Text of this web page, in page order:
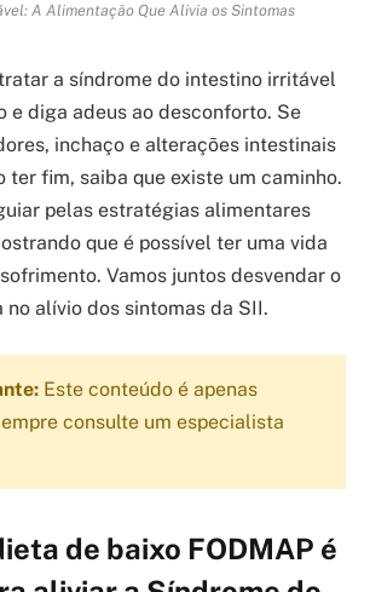
A Alimentação Que Alivia os Sintomas
a síndrome do intestino irritável
e diga adeus ao desconforto. Se
inchaço e alterações intestinais
ter fim, saiba que existe um caminho.
pelas estratégias alimentares
que é possível ter uma vida
Vamos juntos desvendar o
no alívio dos sintomas da SII.
Este conteúdo é apenas
consulte um especialista
de baixo FODMAP é